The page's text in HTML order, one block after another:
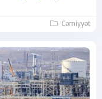
Cəmiyyət